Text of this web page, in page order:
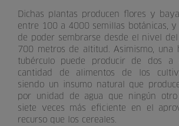
Dichas plantas producen flores y
entre 100 a 4000 semillas botánicas, y
de poder sembrarse desde el nivel
700 metros de altitud. Asimismo, una
tubérculo puede producir de dos a
cantidad de alimentos de los
siendo un insumo natural que
por unidad de agua que ningún
siete veces más eficiente en el
recurso que los cereales.